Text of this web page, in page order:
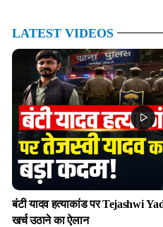
LATEST VIDEOS
बंटी यादव हत्याकांड पर Tejashwi
खर्च उठाने का ऐलान